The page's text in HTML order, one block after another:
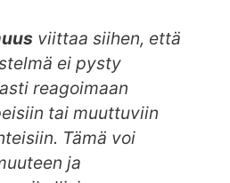
viittaa siihen, että
ei pysty
reagoimaan
tai muuttuviin
Tämä voi
ja